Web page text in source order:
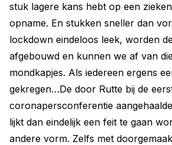
stuk lagere kans hebt op een
opname. En stukken sneller dan
lockdown eindeloos leek, worden
afgebouwd en kunnen we af van
mondkapjes. Als iedereen ergens
gekregen…De door Rutte bij de
coronapersconferentie
lijkt dan eindelijk een feit te gaan
andere vorm. Zelfs met